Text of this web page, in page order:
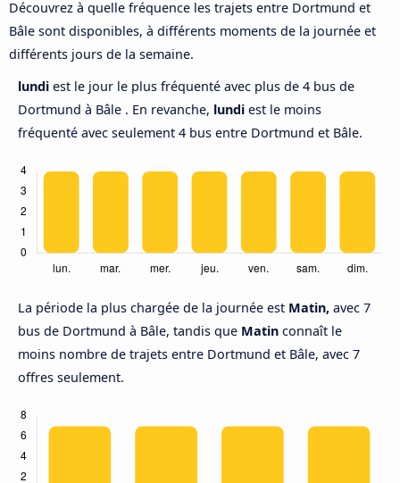
Découvrez à quelle fréquence les trajets entre Dortmund et
Bâle sont disponibles, à différents moments de la journée et
différents jours de la semaine.
lundi est le jour le plus fréquenté avec plus de 4 bus de
Dortmund à Bâle . En revanche, lundi est le moins
fréquenté avec seulement 4 bus entre Dortmund et Bâle.
La période la plus chargée de la journée est Matin, avec 7
bus de Dortmund à Bâle, tandis que Matin connaît le
moins nombre de trajets entre Dortmund et Bâle, avec 7
offres seulement.